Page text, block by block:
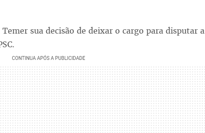
sua decisão de deixar o cargo para disputar a